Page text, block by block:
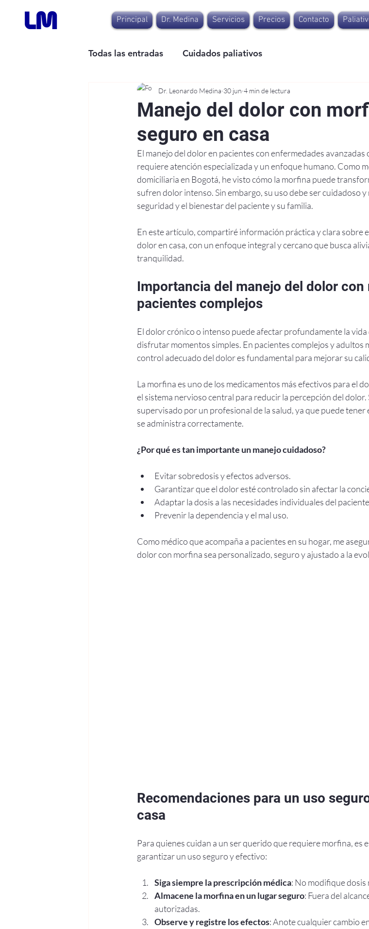
Principal Dr. Medina Servicios Precios Contacto
Todas las entradas Cuidados paliativos
Manejo del dolor con
seguro en casa
Dr. Leonardo Medina 30 jun 4 min de lectura
El manejo del dolor en pacientes con enfermedades avanzadas
requiere atención especializada y un enfoque humano. Como
domiciliaria en Bogotá, he visto cómo la morfina puede
sufren dolor intenso. Sin embargo, su uso debe ser cuidadoso
seguridad y el bienestar del paciente y su familia.
En este artículo, compartiré información práctica y clara sobre
dolor en casa, con un enfoque integral y cercano que busca
tranquilidad.
Importancia del manejo del dolor con
pacientes complejos
El dolor crónico o intenso puede afectar profundamente la vida
disfrutar momentos simples. En pacientes complejos y adultos
control adecuado del dolor es fundamental para mejorar su
La morfina es uno de los medicamentos más efectivos para el
el sistema nervioso central para reducir la percepción del dolor.
supervisado por un profesional de la salud, ya que puede
se administra correctamente.
¿Por qué es tan importante un manejo cuidadoso?
Evitar sobredosis y efectos adversos.
Garantizar que el dolor esté controlado sin afectar la
Adaptar la dosis a las necesidades individuales del
Prevenir la dependencia y el mal uso.
Como médico que acompaña a pacientes en su hogar, me
dolor con morfina sea personalizado, seguro y ajustado a la
Recomendaciones para un uso
casa
Para quienes cuidan a un ser querido que requiere morfina, es
garantizar un uso seguro y efectivo:
Siga siempre la prescripción médica: No modifique
Almacene la morfina en un lugar seguro: Fuera del
autorizadas.
Observe y registre los efectos: Anote cualquier cambio